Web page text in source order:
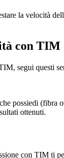
la velocità
con TIM
segui questi
possiedi (fibra
ottenuti.
con TIM ti